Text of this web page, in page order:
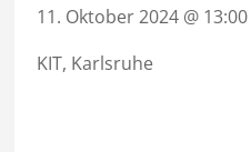
11. Oktober 2024 @ 13:00
KIT, Karlsruhe